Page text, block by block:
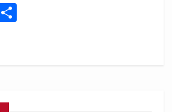
S